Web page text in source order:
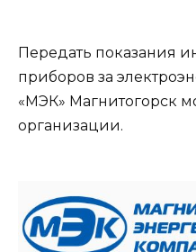
Передать показания
приборов за
«МЭК» Магнитогорск
организации.